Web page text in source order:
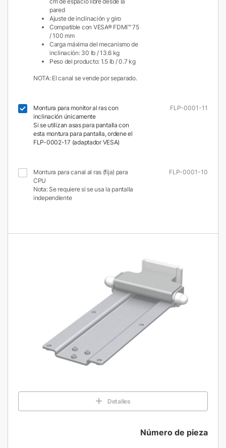
pared
Ajuste de inclinación y giro
Compatible con VESA® FDMI™ 75
/ 100 mm
Carga máxima del mecanismo de
inclinación: 30 lb / 13.6 kg
Peso del producto: 1.5 lb / 0.7 kg
NOTA: El canal se vende por separado.
Montura para monitor al ras con
inclinación únicamente
Si se utilizan asas para pantalla con
esta montura para pantalla, ordene el
FLP-0002-17 (adaptador VESA)
FLP-0001-11
Montura para canal al ras (fija) para
CPU
Nota: Se requiere si se usa la pantalla
independiente
FLP-0001-10
Detalles
Número de pieza